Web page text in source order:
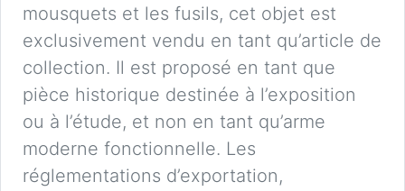
mousquets et les fusils, cet objet est
exclusivement vendu en tant qu’article de
collection. Il est proposé en tant que
pièce historique destinée à l’exposition
ou à l’étude, et non en tant qu’arme
moderne fonctionnelle. Les
réglementations d’exportation,